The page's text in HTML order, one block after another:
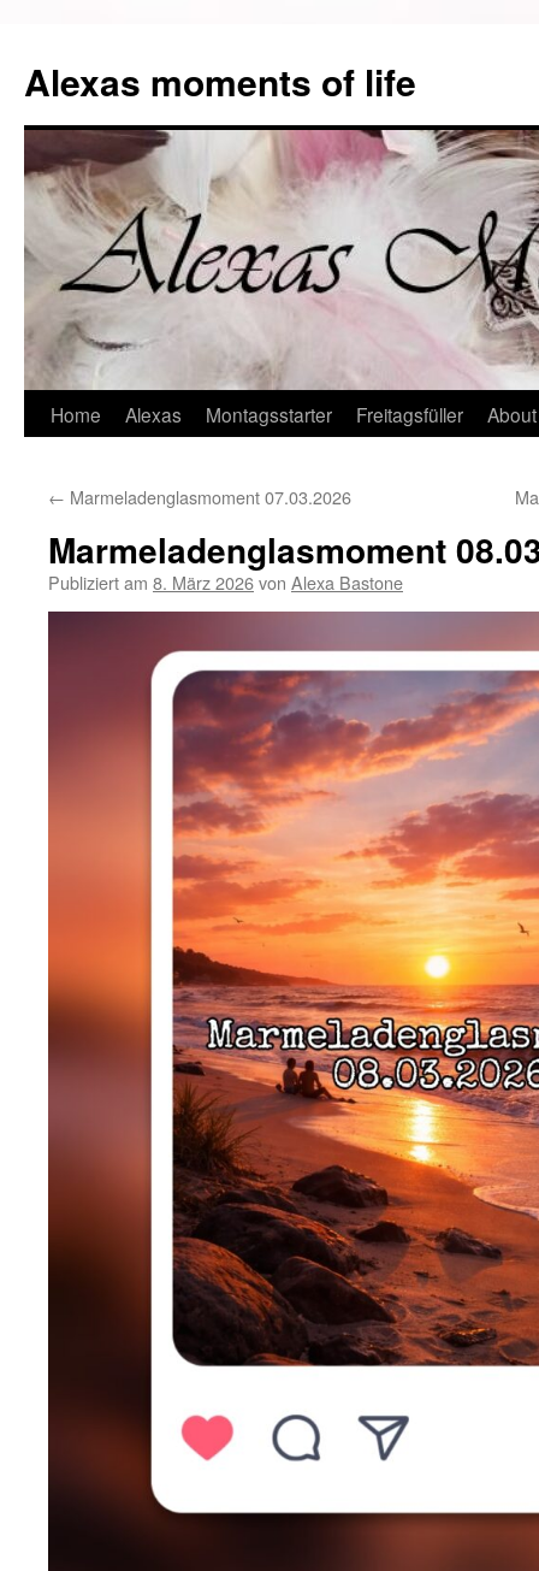
Alexas moments of life
Zum
springen
Home Alexas Montagsstarter Freitagsfüller
← Marmeladenglasmoment 07.03.2026
Marmeladenglasmoment
Publiziert am 8. März 2026von Alexa Bastone